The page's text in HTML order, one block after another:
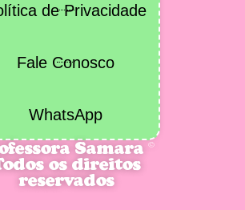
de Privacidade
Fale Conosco
WhatsApp
Samara ©
os direitos
reservados